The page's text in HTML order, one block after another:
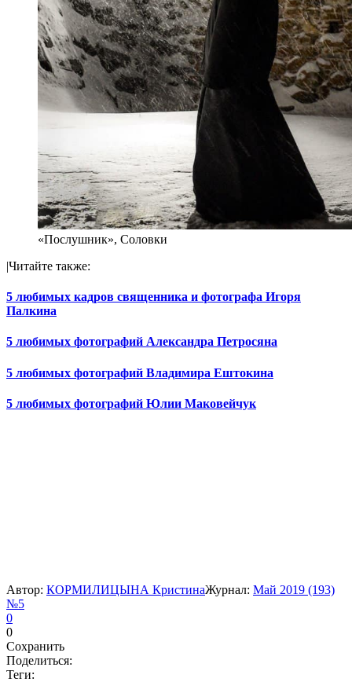
«Послушник», Соловки
|Читайте также:
5 любимых кадров священника и фотографа Игоря
Палкина
5 любимых фотографий Александра Петросяна
5 любимых фотографий Владимира Ештокина
5 любимых фотографий Юлии Маковейчук
Автор: КОРМИЛИЦЫНА КристинаЖурнал: Май 2019 (193)
№5
0
0
Сохранить
Поделиться:
Теги: